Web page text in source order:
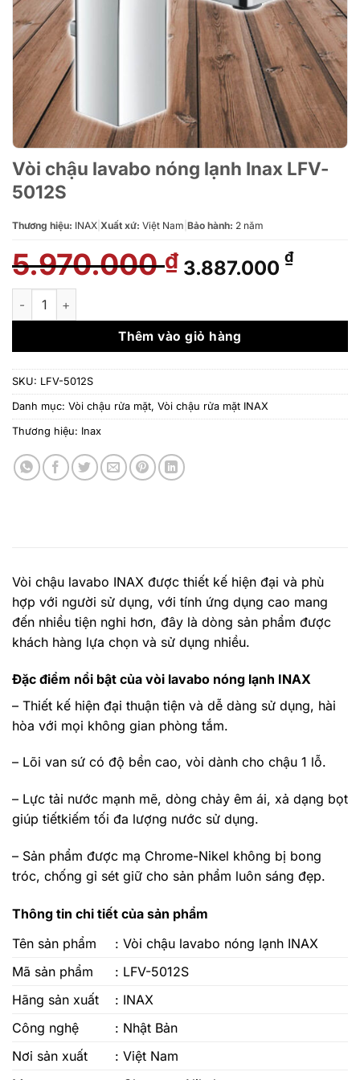
Vòi chậu lavabo nóng lạnh Inax LFV-
5012S
Thương hiệu: INAX Xuất xứ: Việt Nam Bảo hành: 2 năm
5.970.000₫ Giá
gốc
5.970.000 ₫.
3.887.000 ₫Giá
là:
Vòi chậu lavabo nóng lạnh Inax LFV-5012S số lượng
Thêm vào giỏ hàng
SKU: LFV-5012S
Danh mục: Vòi chậu rửa mặt, Vòi chậu rửa mặt INAX
Thương hiệu: Inax
Vòi chậu lavabo INAX được thiết kế hiện đại và phù
hợp với người sử dụng, với tính ứng dụng cao mang
đến nhiều tiện nghi hơn, đây là dòng sản phẩm được
khách hàng lựa chọn và sử dụng nhiều.
Đặc điểm nổi bật của vòi lavabo nóng lạnh INAX
– Thiết kế hiện đại thuận tiện và dễ dàng sử dụng, hài
hòa với mọi không gian phòng tắm.
– Lõi van sứ có độ bền cao, vòi dành cho chậu 1 lỗ.
– Lực tải nước mạnh mẽ, dòng chảy êm ái, xả dạng bọt
giúp tiếtkiếm tối đa lượng nước sử dụng.
– Sản phẩm được mạ Chrome-Nikel không bị bong
tróc, chống gỉ sét giữ cho sản phẩm luôn sáng đẹp.
Thông tin chi tiết của sản phẩm
Tên sản phẩm
:Vòi chậu lavabo nóng lạnh INAX
Mã sản phẩm
: LFV-5012S
Hãng sản xuất
: INAX
Công nghệ
: Nhật Bản
Nơi sản xuất
: Việt Nam